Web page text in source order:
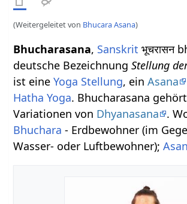
(Weitergeleitet von Bhucara Asana)
Bhucharasana, Sanskrit भूचरासन
deutsche BezeichnungStellung
ist eineYoga Stellung, einAsana
Hatha Yoga. Bhucharasana
Variationen von Dhyanasana
.
Bhuchara - Erdbewohner (im
Wasser- oder Luftbewohner);